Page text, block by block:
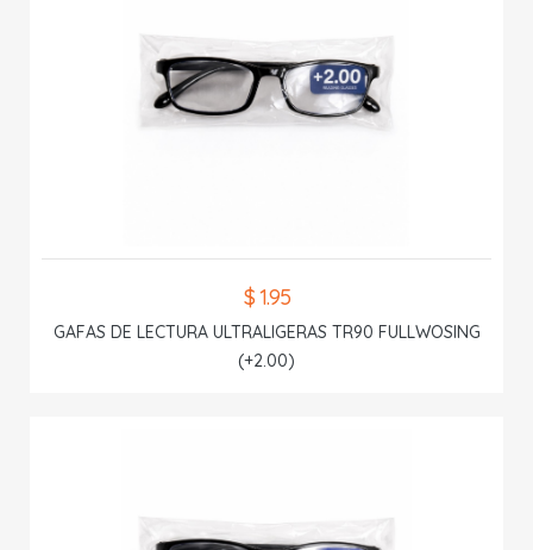
$ 1.95
GAFAS DE LECTURA ULTRALIGERAS TR90 FULLWOSING
(+2.00)